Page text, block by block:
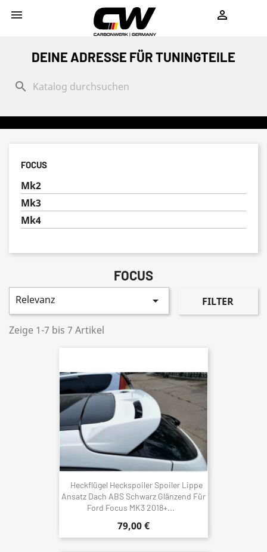
 
DEINE ADRESSE FÜR TUNINGTEILE
search
FOCUS
Mk2
Mk3
Mk4
FOCUS
Relevanz  FILTER
Zeige 1-7 bis 7 Artikel
Heckflügel Heckspoiler Spoiler Lippe
Ansatz Dach ABS Schwarz Glänzend Für
Ford Focus MK3 2018+...
79,00 €